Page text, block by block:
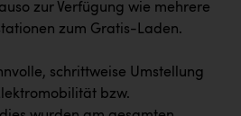
zur Verfügung wie mehrere
zum Gratis-Laden.
schrittweise Umstellung
bzw.